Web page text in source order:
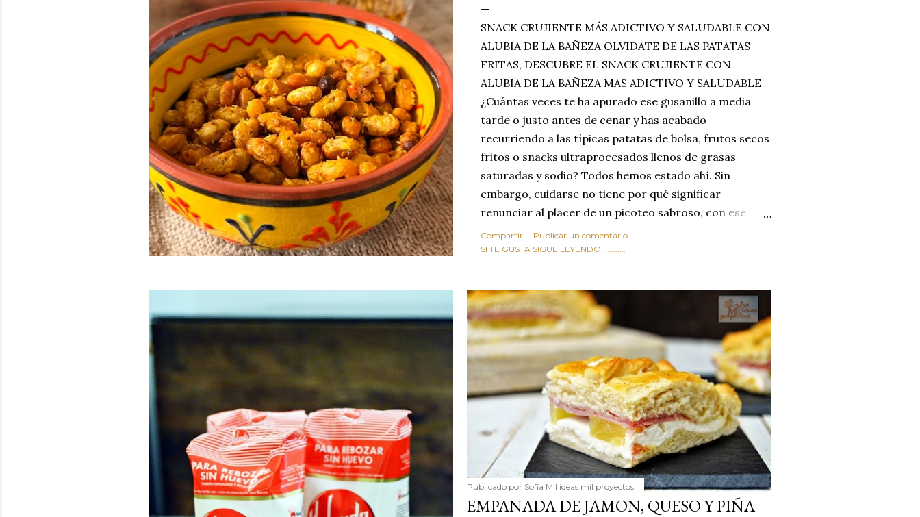
SNACK CRUJIENTE MÁS ADICTIVO Y SALUDABLE CON
ALUBIA DE LA BAÑEZA OLVIDATE DE LAS PATATAS
FRITAS, DESCUBRE EL SNACK CRUJIENTE CON
ALUBIA DE LA BAÑEZA MAS ADICTIVO Y SALUDABLE
¿Cuántas veces te ha apurado ese gusanillo a media
tarde o justo antes de cenar y has acabado
recurriendo a las típicas patatas de bolsa, frutos secos
fritos o snacks ultraprocesados llenos de grasas
saturadas y sodio? Todos hemos estado ahí. Sin
embargo, cuidarse no tiene por qué significar
renunciar al placer de un picoteo sabroso, con ese
toque tostado y crujiente que tanto nos satisface.
Estas alubias crujientes al horno van a cambiar por
tradicionales y copiosos de invierno. Con esta receta
simple pero revolucionaria, transformaremos un
ingrediente tan humilde como la alubia de La Bañeza
en un snack ligero, dorado, cargado de proteína y
100% natural. Es el sustituto perfecto a los frutos se...
Compartir
Publicar un comentario
SI TE GUSTA SIGUE LEYENDO............
Publicado por Sofía Mil ideas mil proyectos
EMPANADA DE JAMON, QUESO Y PIÑA